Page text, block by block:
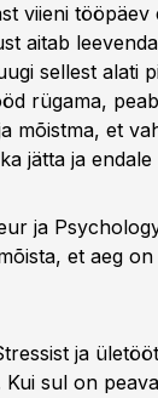
viieni tööpäev
aitab
sellest alati
rügama,
mõistma, et
jätta ja endale
ja
et aeg
ja
Kui sul on